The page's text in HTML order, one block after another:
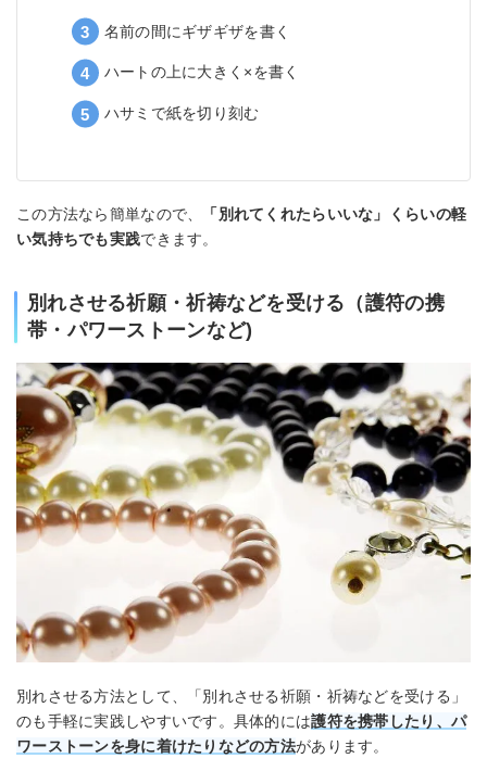
名前の間にギザギザを書く
ハートの上に大きく×を書く
ハサミで紙を切り刻む
この方法なら簡単なので、
「別れてくれたらいいな」くらいの軽
い気持ちでも実践できます。
別れさせる祈願・祈祷などを受ける（護符の携
帯・パワーストーンなど)
別れさせる方法として、「別れさせる祈願・祈祷などを受ける」
のも手軽に実践しやすいです。具体的には護符を携帯したり、パ
ワーストーンを身に着けたりなどの方法があります。